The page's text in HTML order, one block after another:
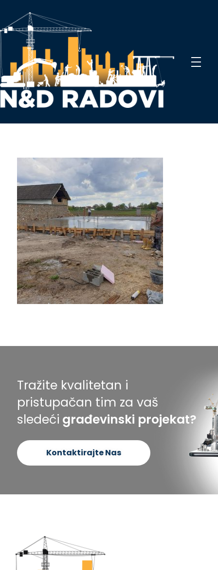
Tražite kvalitetan i
pristupačan tim za vaš
sledeći građevinski projekat?
Kontaktirajte Nas